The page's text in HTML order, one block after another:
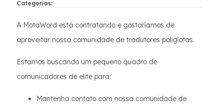
Categorias:
A MotaWord está contratando e gostaríamos de
aproveitar nossa comunidade de tradutores poliglotas.
Estamos buscando um pequeno quadro de
comunicadores de elite para:
Mantenha contato com nossa comunidade de